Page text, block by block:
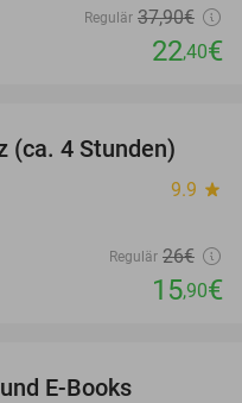
Regulär 37,90€
22,40€
39%
(ca. 4 Stunden)
9.9 star
Regulär 26€
15,90€
E-Books